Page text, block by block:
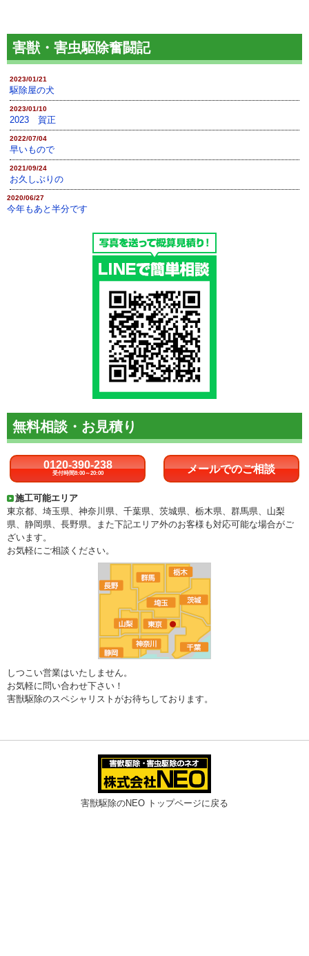
害獣・害虫駆除奮闘記
2023/01/21
駆除屋の犬
2023/01/10
2023 賀正
2022/07/04
早いもので
2021/09/24
お久しぶりの
2020/06/27
今年もあと半分です
無料相談・お見積り
0120-390-238
受付時間8:00～20:00 メールでのご相談
施工可能エリア
東京都、埼玉県、神奈川県、千葉県、茨城県、栃木県、群馬県、山梨
県、静岡県、長野県。また下記エリア外のお客様も対応可能な場合がご
ざいます。
お気軽にご相談ください。
しつこい営業はいたしません。
お気軽に問い合わせ下さい！
害獣駆除のスペシャリストがお待ちしております。
害獣駆除のNEO トップページに戻る